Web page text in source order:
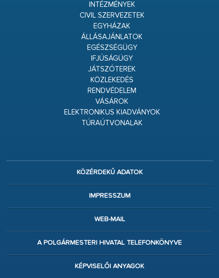
INTÉZMÉNYEK
CIVIL SZERVEZETEK
EGYHÁZAK
ÁLLÁSAJÁNLATOK
EGÉSZSÉGÜGY
IFJÚSÁGÜGY
JÁTSZÓTEREK
KÖZLEKEDÉS
RENDVÉDELEM
VÁSÁROK
ELEKTRONIKUS KIADVÁNYOK
TÚRAÚTVONALAK
KÖZÉRDEKŰ ADATOK
IMPRESSZUM
WEB-MAIL
A POLGÁRMESTERI HIVATAL TELEFONKÖNYVE
KÉPVISELŐI ANYAGOK